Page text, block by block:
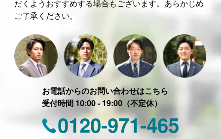
だくようおすすめする場合もございます。あらかじめ
ご了承ください。
お電話からのお問い合わせはこちら
受付時間 10:00 - 19:00（不定休）
0120-971-465